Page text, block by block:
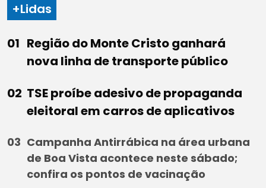
+Lidas
Região do Monte Cristo ganhará
nova linha de transporte público
TSE proíbe adesivo de propaganda
eleitoral em carros de aplicativos
Campanha Antirrábica na área urbana
de Boa Vista acontece neste sábado;
confira os pontos de vacinação